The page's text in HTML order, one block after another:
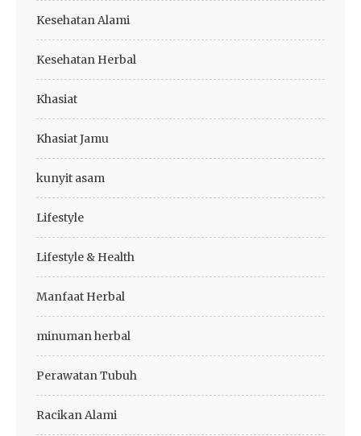
Kesehatan Alami
Kesehatan Herbal
Khasiat
Khasiat Jamu
kunyit asam
Lifestyle
Lifestyle & Health
Manfaat Herbal
minuman herbal
Perawatan Tubuh
Racikan Alami